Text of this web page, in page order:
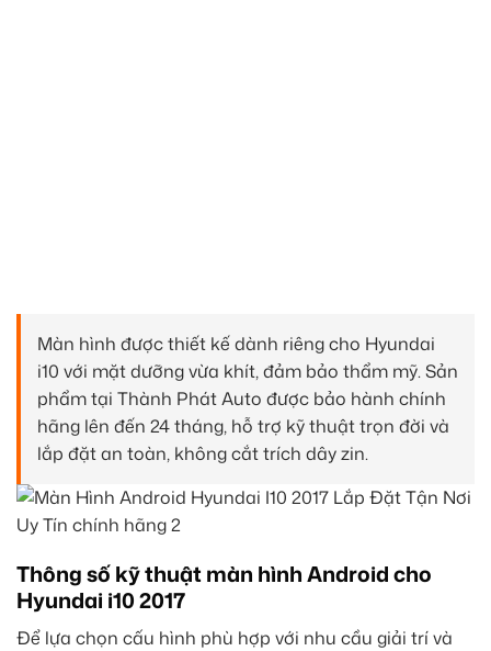
Màn hình được thiết kế dành riêng cho Hyundai
i10 với mặt dưỡng vừa khít, đảm bảo thẩm mỹ. Sản
phẩm tại Thành Phát Auto được bảo hành chính
hãng lên đến 24 tháng, hỗ trợ kỹ thuật trọn đời và
lắp đặt an toàn, không cắt trích dây zin.
Thông số kỹ thuật màn hình Android cho
Hyundai i10 2017
Để lựa chọn cấu hình phù hợp với nhu cầu giải trí và